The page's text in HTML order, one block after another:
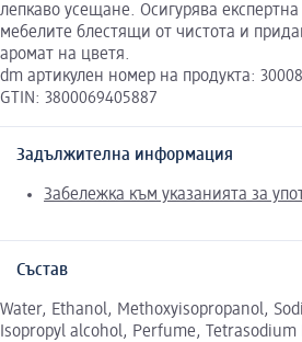
лепкаво усещане. Осигурява
мебелите блестящи от чистота и
аромат на цветя.
dm артикулен номер на продукта:
GTIN: 3800069405887
Задължителна информация
Забележка към указанията за
Състав
Water, Ethanol, Methoxyisopropanol,
Isopropyl alcohol, Perfume, Tetrasodium